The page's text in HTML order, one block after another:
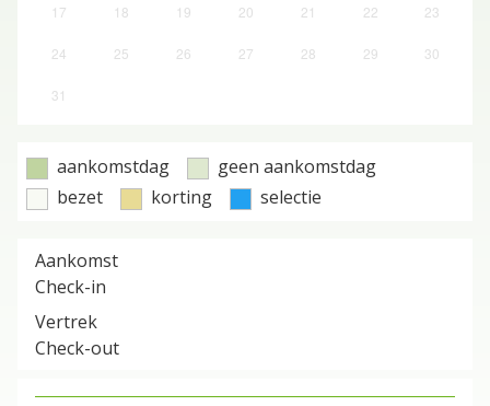
17 18 19 20 21 22 23
24 25 26 27 28 29 30
31
aankomstdag
geen aankomstdag
bezet
korting selectie
Aankomst
Check-in
Vertrek
Check-out